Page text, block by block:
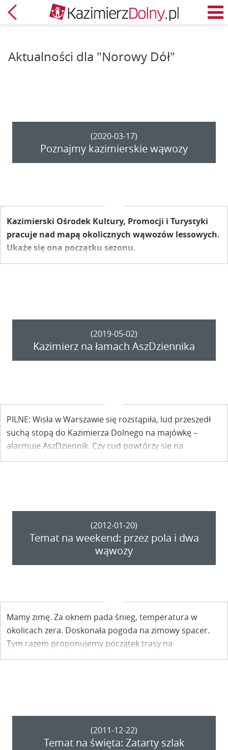
Powrót
Aktualności dla "Norowy Dół"
(2020-03-17)
Poznajmy kazimierskie wąwozy
Kazimierski Ośrodek Kultury, Promocji i Turystyki
pracuje nad mapą okolicznych wąwozów lessowych.
Ukaże się ona początku sezonu.
(2019-05-02)
Kazimierz na łamach AszDziennika
PILNE: Wisła w Warszawie się rozstąpiła, lud przeszedł
suchą stopą do Kazimierza Dolnego na majówkę –
alarmuje AszDziennik. Czy cud powtórzy się na
zakończenie majówki?
(2012-01-20)
Temat na weekend: przez pola i dwa
wąwozy
Mamy zimę. Za oknem pada śnieg, temperatura w
okolicach zera. Doskonała pogoda na zimowy spacer.
Tym razem proponujemy początek trasy na
przedmieściach Kazimierza od strony Bochotnicy.
(2011-12-22)
Temat na święta: Zatarty szlak